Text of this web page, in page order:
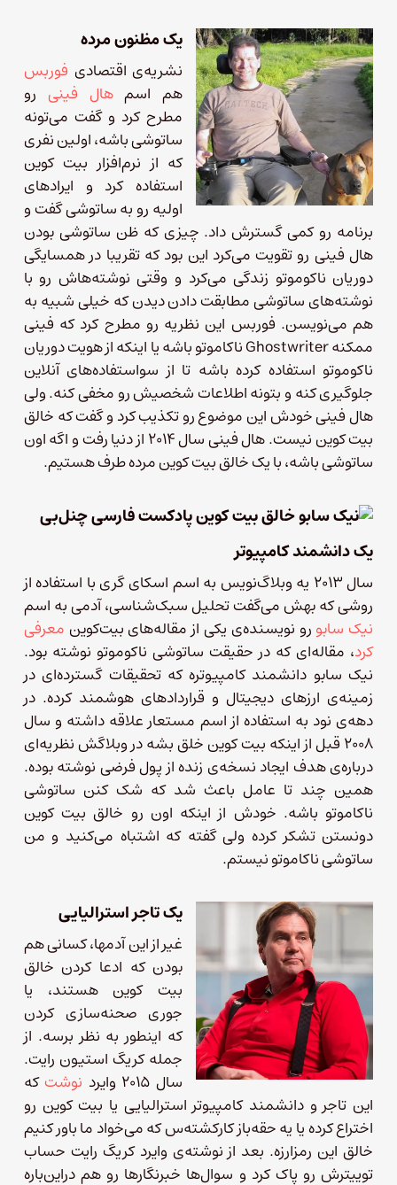
یک مظنون مرده
نشریه‌ی اقتصادی فوربس
هم اسم هال فینی رو
مطرح کرد و گفت می‌تونه
ساتوشی باشه، اولین نفری
که از نرم‌افزار بیت‌ کوین
استفاده کرد و ایراد‌های
اولیه رو به ساتوشی گفت و
برنامه رو کمی گسترش داد. چیزی که ظن ساتوشی بودن
هال فینی رو تقویت می‌کرد این بود که تقریبا در همسایگی
دوریان ناکوموتو زندگی می‌کرد و وقتی نوشته‌هاش رو با
نوشته‌های ساتوشی مطابقت دادن دیدن که خیلی شبیه به
هم می‌نویسن. فوربس این نظریه رو مطرح کرد که فینی
ممکنه Ghostwriter ناکاموتو باشه یا اینکه از هویت دوریان
ناکوموتو استفاده کرده باشه تا از سواستفاده‌های آنلاین
جلوگیری کنه و بتونه اطلاعات شخصیش رو مخفی کنه. ولی
هال فینی خودش این موضوع رو تکذیب کرد و گفت که خالق
بیت کوین نیست. هال فینی سال ۲۰۱۴ از دنیا رفت و اگه اون
ساتوشی باشه، با یک خالق بیت‌ کوین مرده طرف هستیم.
یک دانشمند کامپیوتر
سال ۲۰۱۳ یه وبلاگ‌نویس به اسم اسکای گری با استفاده از
روشی که بهش می‌گفت تحلیل سبک‌شناسی، آدمی به اسم
نیک سابو رو نویسنده‌ی یکی از مقاله‌های بیت‌کوین معرفی
کرد، مقاله‌ای که در حقیقت ساتوشی ناکوموتو نوشته بود.
نیک سابو دانشمند کامپیوتره که تحقیقات گسترده‌ای در
زمینه‌ی ارزهای دیجیتال و قراردادهای هوشمند کرده. در
دهه‌ی نود به استفاده از اسم مستعار علاقه داشته و سال
۲۰۰۸ قبل از اینکه بیت کوین خلق بشه در وبلاگش نظریه‌ای
درباره‌ی هدف ایجاد نسخه‌ی زنده از پول فرضی نوشته بوده.
همین چند تا عامل باعث شد که شک کنن ساتوشی
ناکاموتو باشه. خودش از اینکه اون رو خالق بیت کوین
دونستن تشکر کرده ولی گفته که اشتباه می‌کنید و من
ساتوشی ناکاموتو نیستم.
یک تاجر استرالیایی
غیر از این آدمها، کسانی هم
بودن که ادعا کردن خالق
بیت کوین هستند، یا
جوری صحنه‌سازی کردن
که اینطور به نظر برسه. از
جمله کریگ استیون رایت.
سال ۲۰۱۵ وایرد
نوشت که
این تاجر و دانشمند کامپیوتر استرالیایی یا بیت کوین رو
اختراع کرده یا یه حقه‌باز کارکشته‌س که می‌خواد ما باور کنیم
خالق این رمزارزه. بعد از نوشته‌ی وایرد کریگ رایت حساب
توییترش رو پاک کرد و سوال‌ها خبرنگارها رو هم دراین‌باره